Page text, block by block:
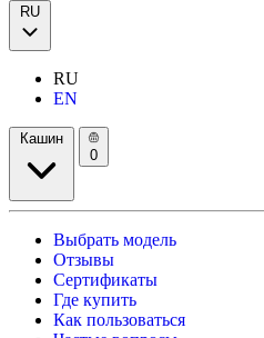
RU
RU
EN
Кашин
0
Выбрать модель
Отзывы
Сертификаты
Где купить
Как пользоваться